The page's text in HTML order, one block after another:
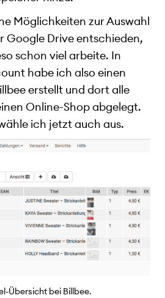
Möglichkeiten zur Auswahl
Google Drive entschieden,
schon viel arbeite. In
habe ich also einen
erstellt und dort alle
Online-Shop abgelegt.
ich jetzt auch aus.
Übersicht bei Billbee.